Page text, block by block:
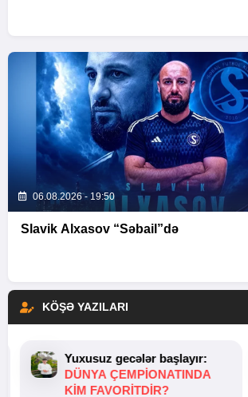
06.08.2026 - 19:50
Slavik Alxasov “Səbail”də
KÖŞƏ YAZILARI
Yuxusuz gecələr başlayır:
DÜNYA ÇEMPIONATINDA
KIM FAVORITDIR?